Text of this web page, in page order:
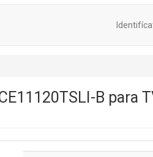
B para